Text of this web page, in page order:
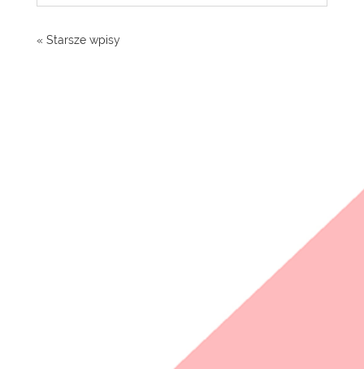
« Starsze wpisy